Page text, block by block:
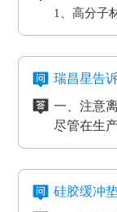
型膜主要
工艺。
非硅离型
粘胶以及
外，因其
时，能够
四、防静
在信息时代
的影响，
磁效应和
电积累产
因此防静电
1、高分子
件
3、各种多
5、PCB/
6、光电模
PET离型膜
如普通模
力稳定。
瑞昌星告
一、注意
尽管在生
材，但是
重。
尽管每个
硅胶缓冲